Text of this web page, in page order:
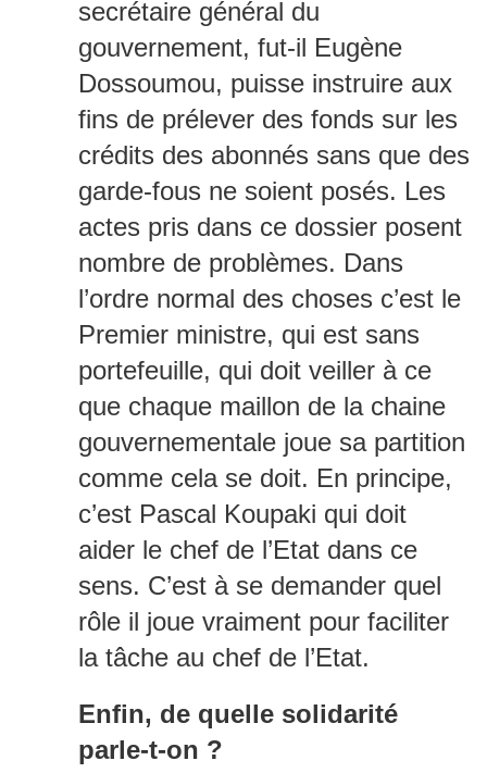
secrétaire général du
gouvernement, fut-il Eugène
Dossoumou, puisse instruire aux
fins de prélever des fonds sur les
crédits des abonnés sans que des
garde-fous ne soient posés. Les
actes pris dans ce dossier posent
nombre de problèmes. Dans
l’ordre normal des choses c’est le
Premier ministre, qui est sans
portefeuille, qui doit veiller à ce
que chaque maillon de la chaine
gouvernementale joue sa partition
comme cela se doit. En principe,
c’est Pascal Koupaki qui doit
aider le chef de l’Etat dans ce
sens. C’est à se demander quel
rôle il joue vraiment pour faciliter
la tâche au chef de l’Etat.
Enfin, de quelle solidarité
parle-t-on ?